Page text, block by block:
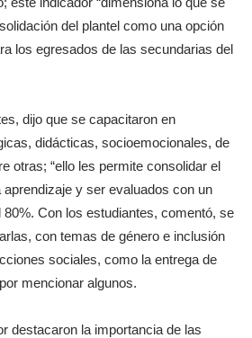
del plantel como una opción
los egresados de las secundarias del
dijo que se capacitaron en
didácticas, socioemocionales, de
otras; “ello les permite consolidar el
y ser evaluados con un
Con los estudiantes, comentó, se
con temas de género e inclusión
sociales, como la entrega de
mencionar algunos.
destacaron la importancia de las